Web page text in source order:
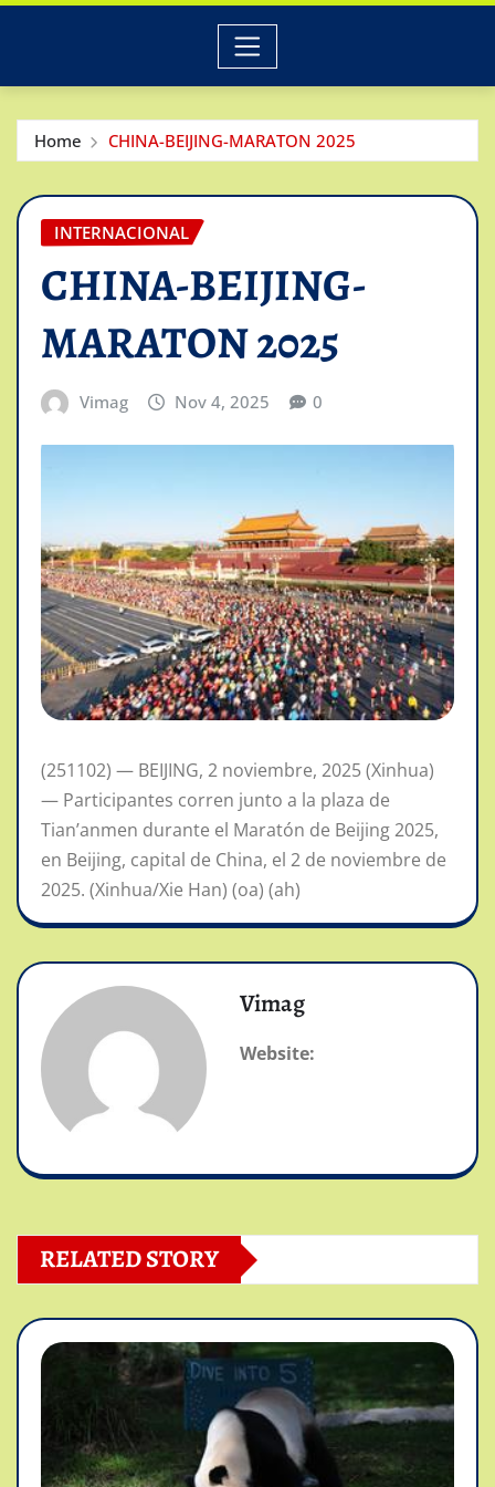
Home CHINA-BEIJING-MARATON 2025
INTERNACIONAL
CHINA-BEIJING-
MARATON 2025
Vimag Nov 4, 2025 0
(251102) — BEIJING, 2 noviembre, 2025 (Xinhua)
— Participantes corren junto a la plaza de
Tian’anmen durante el Maratón de Beijing 2025,
en Beijing, capital de China, el 2 de noviembre de
2025. (Xinhua/Xie Han) (oa) (ah)
Vimag
Website:
RELATED STORY